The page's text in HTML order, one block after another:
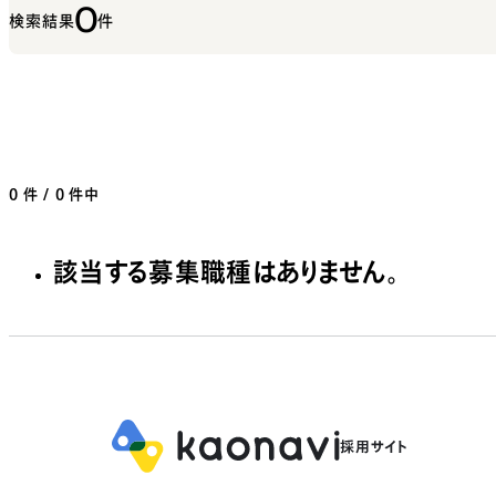
検索結果0件
0 件 / 0 件中
該当する募集職種はありません。